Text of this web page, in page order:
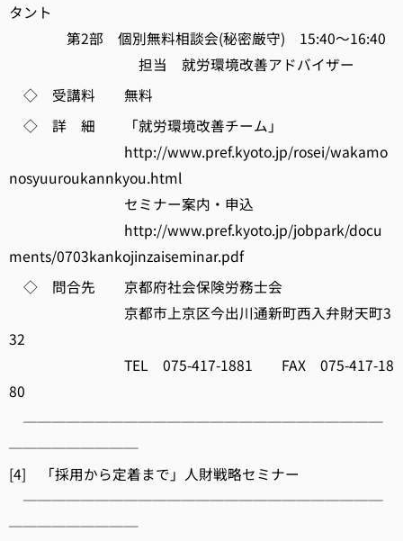
タント
第2部 個別無料相談会(秘密厳守) 15:40～16:40
担当 就労環境改善アドバイザー
◇ 受講料 無料
◇ 詳 細 「就労環境改善チーム」
http://www.pref.kyoto.jp/rosei/wakamo
nosyuuroukannkyou.html
セミナー案内・申込
http://www.pref.kyoto.jp/jobpark/docu
ments/0703kankojinzaiseminar.pdf
◇ 問合先 京都府社会保険労務士会
京都市上京区今出川通新町西入弁財天町3
32
TEL 075-417-1881 FAX 075-417-18
80
─────────────────────────
─────────
[4] 「採用から定着まで」人財戦略セミナー
─────────────────────────
─────────